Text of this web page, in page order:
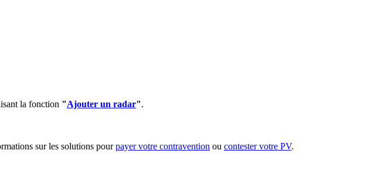
la fonction "Ajouter un radar".
sur les solutions pourpayer votre contravention ou contester votre PV.